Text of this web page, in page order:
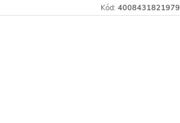
Kód: 4008431821979